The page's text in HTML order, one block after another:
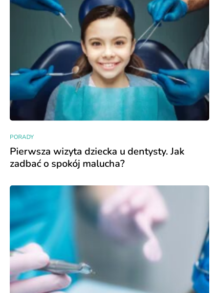
PORADY
Pierwsza wizyta dziecka u dentysty. Jak
zadbać o spokój malucha?